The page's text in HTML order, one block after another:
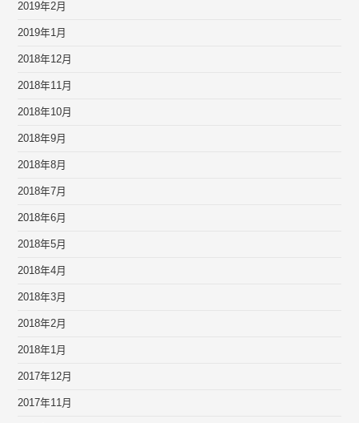
2019年2月
2019年1月
2018年12月
2018年11月
2018年10月
2018年9月
2018年8月
2018年7月
2018年6月
2018年5月
2018年4月
2018年3月
2018年2月
2018年1月
2017年12月
2017年11月